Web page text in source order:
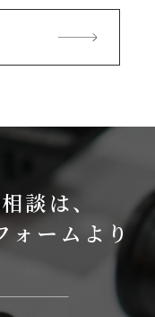
談は、
ォームより